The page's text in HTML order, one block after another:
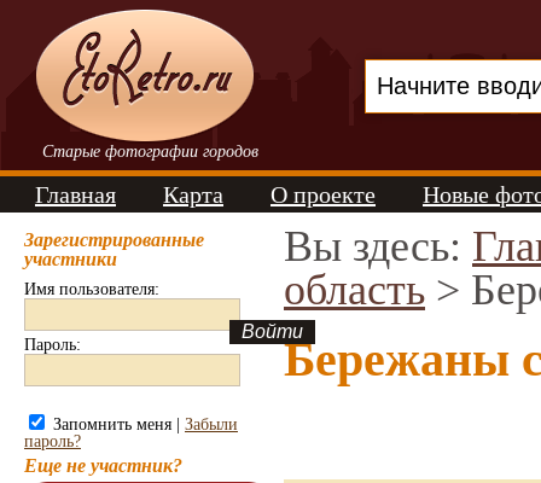
Старые фотографии городов
Главная Карта О проекте Новые
Зарегистрированные
участники
Имя пользователя:
Пароль:
Запомнить меня | Забыли
пароль?
Еще не участник?
Вы здесь:
область >
Бережаны